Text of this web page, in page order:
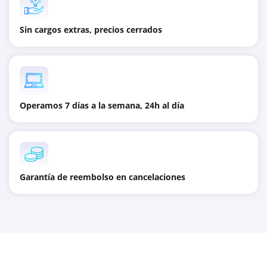
Sin cargos extras, precios cerrados
Operamos 7 días a la semana, 24h al día
Garantía de reembolso en cancelaciones